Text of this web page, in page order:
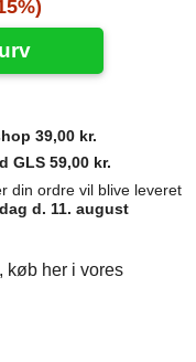
39,00 kr.
GLS 59,00 kr.
din ordre vil blive leveret
d. 11. august
køb her i vores